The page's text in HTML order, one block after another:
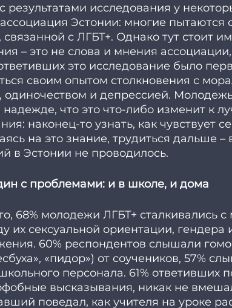
исследования у
Эстонии: многие пытаются
с ЛГБТ+. Однако тут стоит
– это не слова и мнения
это исследование было
своим опытом столкновения с
одиночеством и депрессией.
что это что-либо изменит к
наконец-то узнать, как чувствует
на это знание, трудиться дальше –
в Эстонии не проводилось.
с проблемами: и в школе, и дома
68% молодежи ЛГБТ+ сталкивались
их сексуальной ориентации, гендера
60% респондентов слышали
«пидор») от соучеников, 57%
персонала. 61% ответивших
высказывания, никак не
поведал, как учителя на уроке